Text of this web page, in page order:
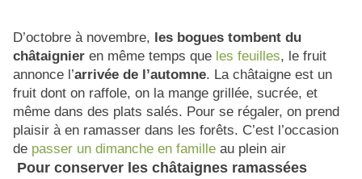
D’octobre à novembre, les bogues tombent du
châtaignier en même temps que les feuilles, le fruit
annonce l’arrivée de l’automne. La châtaigne est un
fruit dont on raffole, on la mange grillée, sucrée, et
même dans des plats salés. Pour se régaler, on prend
plaisir à en ramasser dans les forêts. C’est l’occasion
de passer un dimanche en famille au plein air
Pour conserver les châtaignes ramassées